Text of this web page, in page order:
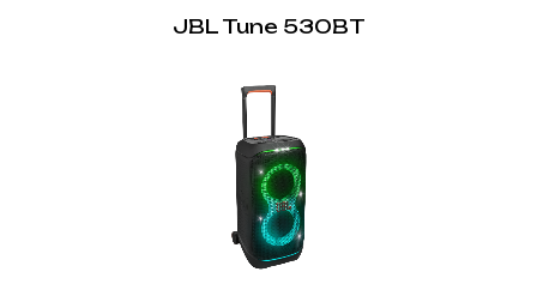
JBL Tune 530BT